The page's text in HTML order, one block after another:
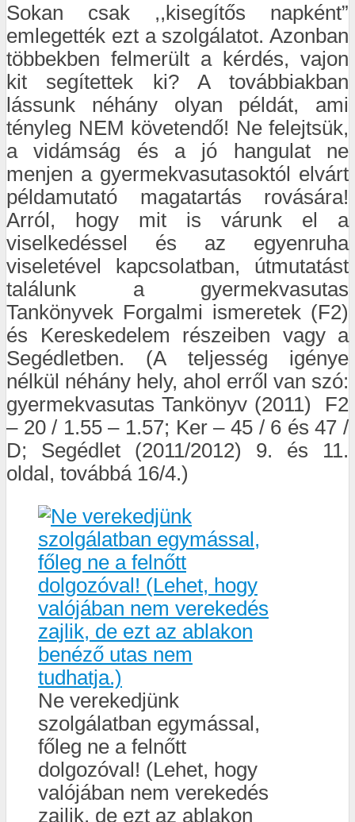
Sokan csak ,,kisegítős napként”
emlegették ezt a szolgálatot. Azonban
többekben felmerült a kérdés, vajon
kit segítettek ki? A továbbiakban
lássunk néhány olyan példát, ami
tényleg NEM követendő! Ne felejtsük,
a vidámság és a jó hangulat ne
menjen a gyermekvasutasoktól elvárt
példamutató magatartás rovására!
Arról, hogy mit is várunk el a
viselkedéssel és az egyenruha
viseletével kapcsolatban, útmutatást
találunk a gyermekvasutas
Tankönyvek Forgalmi ismeretek (F2)
és Kereskedelem részeiben vagy a
Segédletben. (A teljesség igénye
nélkül néhány hely, ahol erről van szó:
gyermekvasutas Tankönyv (2011) F2
– 20 / 1.55 – 1.57; Ker – 45 / 6 és 47 /
D; Segédlet (2011/2012) 9. és 11.
oldal, továbbá 16/4.)
Ne verekedjünk
szolgálatban egymással,
főleg ne a felnőtt
dolgozóval! (Lehet, hogy
valójában nem verekedés
zajlik, de ezt az ablakon